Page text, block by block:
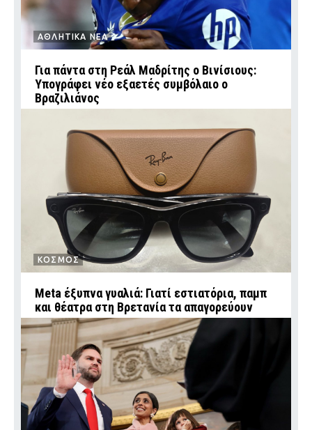
ΑΘΛΗΤΙΚΑ ΝΕΑ
Για πάντα στη Ρεάλ Μαδρίτης ο Βινίσιους:
Υπογράφει νέο εξαετές συμβόλαιο ο
Βραζιλιάνος
ΚΟΣΜΟΣ
Meta έξυπνα γυαλιά: Γιατί εστιατόρια, παμπ
και θέατρα στη Βρετανία τα απαγορεύουν